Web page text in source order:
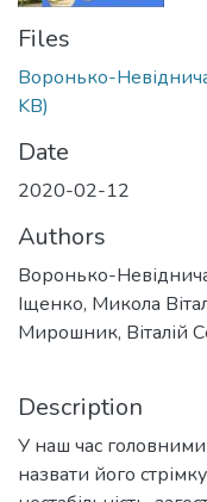
Files
Воронько-
KB)
Date
2020-02-12
Authors
Воронько-
Іщенко, Микола
Мирошник, Віталій
Description
У наш час
назвати його